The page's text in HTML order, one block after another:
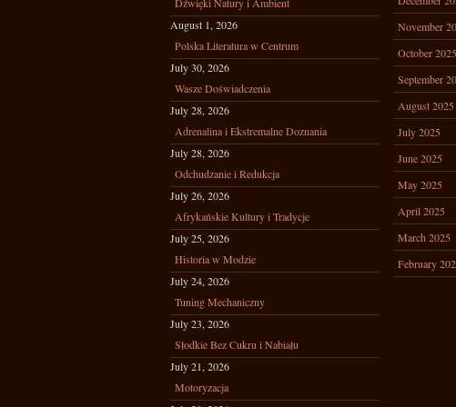
August 1, 2026
Polska Literatura w Centrum
July 30, 2026
Wasze Doświadczenia
July 28, 2026
Adrenalina i Ekstremalne Doznania
July 28, 2026
Odchudzanie i Redukcja
July 26, 2026
Afrykańskie Kultury i Tradycje
July 25, 2026
Historia w Modzie
July 24, 2026
Tuning Mechaniczny
July 23, 2026
Słodkie Bez Cukru i Nabiału
July 21, 2026
Motoryzacja
November
October 2025
September
August 2025
July 2025
June 2025
May 2025
April 2025
March 2025
February